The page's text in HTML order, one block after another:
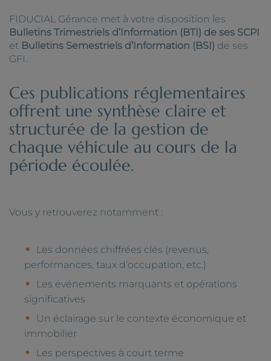
FIDUCIAL Gérance met à votre disposition les
Bulletins Trimestriels d’Information (BTI) de ses SCPI
et Bulletins Semestriels d’Information (BSI) de ses
GFI.
Ces publications réglementaires
offrent une synthèse claire et
structurée de la gestion de
chaque véhicule au cours de la
période écoulée.
Vous y retrouverez notamment :
Les données chiffrées clés (revenus,
performances, taux d’occupation, etc.)
Les événements marquants et opérations
significatives
Un éclairage sur le contexte économique et
immobilier
Les perspectives à court terme